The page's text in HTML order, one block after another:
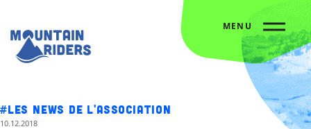
MENU
#Les news de l'association
10.12.2018